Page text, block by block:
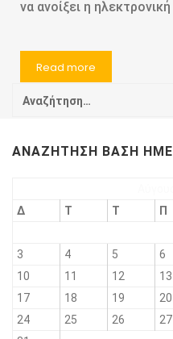
να ανοίξει η
Read more
ΑΝΑΖΉΤΗΣΗ ΒΆΣΗ
Δ
Τ Τ Π
3
4 5 6
10
11 12 13
17
18 19 20
24
25 26 27